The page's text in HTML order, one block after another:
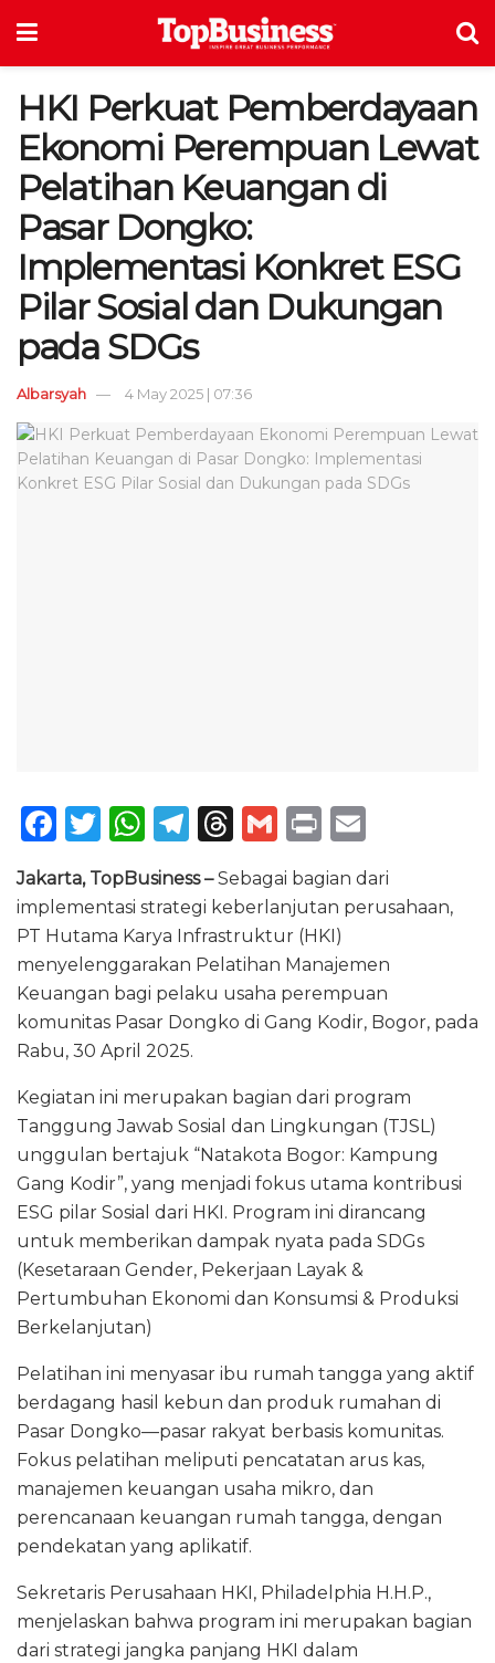
HKI Perkuat Pemberdayaan
Ekonomi Perempuan Lewat
Pelatihan Keuangan di
Pasar Dongko:
Implementasi Konkret ESG
Pilar Sosial dan Dukungan
pada SDGs
Albarsyah 4 May 2025 | 07:36
F
c
e
b
o
o
k
T
w
it
te
r
W
h
a
ts
A
p
p
T
e
g
ra
m
T
h
re
a
d
s
G
m
ai
l
P
ri
n
t
m
ai
Jakarta, TopBusiness –Sebagai bagian dari
implementasi strategi keberlanjutan perusahaan,
PT Hutama Karya Infrastruktur (HKI)
menyelenggarakan Pelatihan Manajemen
Keuangan bagi pelaku usaha perempuan
komunitas Pasar Dongko di Gang Kodir, Bogor, pada
Rabu, 30 April 2025.
Kegiatan ini merupakan bagian dari program
Tanggung Jawab Sosial dan Lingkungan (TJSL)
unggulan bertajuk “Natakota Bogor: Kampung
Gang Kodir”, yang menjadi fokus utama kontribusi
ESG pilar Sosial dari HKI. Program ini dirancang
untuk memberikan dampak nyata pada SDGs
(Kesetaraan Gender, Pekerjaan Layak &
Pertumbuhan Ekonomi dan Konsumsi & Produksi
Berkelanjutan)
Pelatihan ini menyasar ibu rumah tangga yang aktif
berdagang hasil kebun dan produk rumahan di
Pasar Dongko—pasar rakyat berbasis komunitas.
Fokus pelatihan meliputi pencatatan arus kas,
manajemen keuangan usaha mikro, dan
perencanaan keuangan rumah tangga, dengan
pendekatan yang aplikatif.
Sekretaris Perusahaan HKI, Philadelphia H.H.P.,
menjelaskan bahwa program ini merupakan bagian
dari strategi jangka panjang HKI dalam